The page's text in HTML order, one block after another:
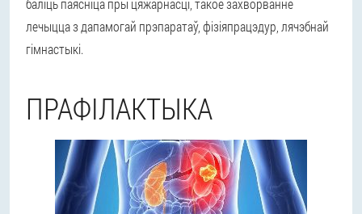
баліць паясніца пры цяжарнасці, такое захворванне
лечыцца з дапамогай прэпаратаў, фізіяпрацэдур, лячэбнай
гімнастыкі.
ПРАФІЛАКТЫКА